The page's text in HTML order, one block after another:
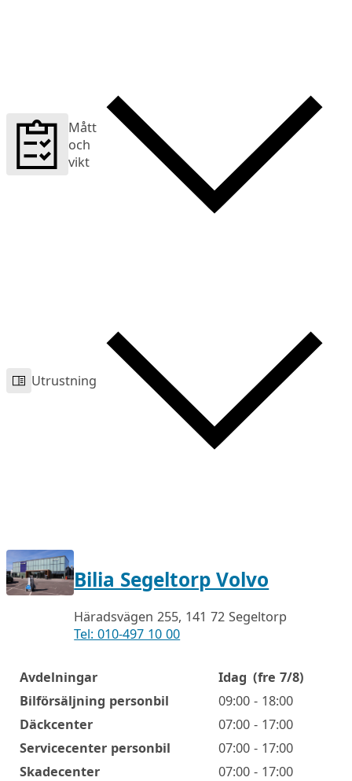
Mått
och
vikt
Utrustning
Bilia Segeltorp Volvo
Häradsvägen 255, 141 72 Segeltorp
Tel: 010-497 10 00
Öppettider
Avdelningar Idag (fre 7/8)
Bilförsäljning personbil
09:00 - 18:00
Däckcenter
07:00 - 17:00
Servicecenter personbil
07:00 - 17:00
Skadecenter
07:00 - 17:00